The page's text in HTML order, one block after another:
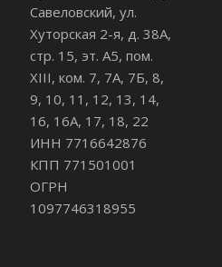
Савеловский, ул.
Хуторская 2-я, д. 38А,
стр. 15, эт. А5, пом.
XIII, ком. 7, 7А, 7Б, 8,
9, 10, 11, 12, 13, 14,
16, 16А, 17, 18, 22
ИНН 7716642876
КПП 771501001
ОГРН
1097746318955